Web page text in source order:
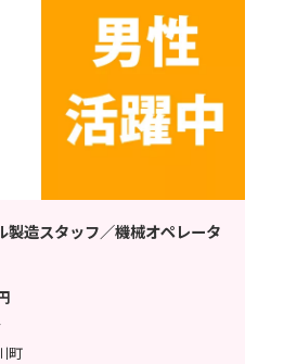
製造スタッフ／機械オペレータ
町